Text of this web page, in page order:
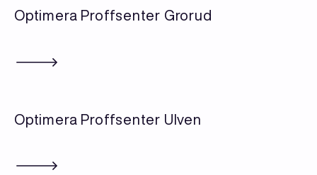
Optimera Proffsenter Grorud
Optimera Proffsenter Ulven